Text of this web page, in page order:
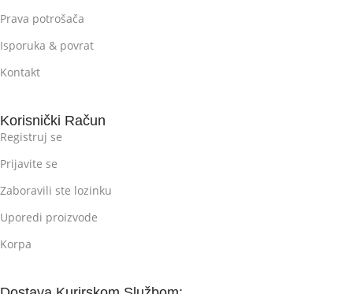
Prava potrošača
Isporuka & povrat
Kontakt
Korisnički Račun
Registruj se
Prijavite se
Zaboravili ste lozinku
Uporedi proizvode
Korpa